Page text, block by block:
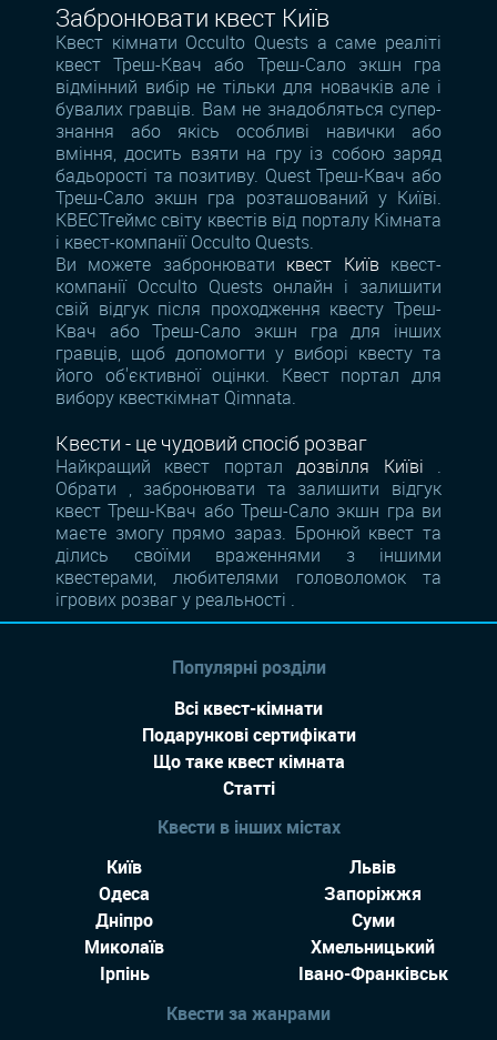
Забронювати квест Київ
Квест кімнати Occulto Quests а саме реаліті
квест Треш-Квач або Треш-Сало экшн гра
відмінний вибір не тільки для новачків але і
бувалих гравців. Вам не знадобляться супер-
знання або якісь особливі навички або
вміння, досить взяти на гру із собою заряд
бадьорості та позитиву. Quest Треш-Квач або
Треш-Сало экшн гра розташований у Київі.
КВЕСТгеймс світу квестів від порталу Кімната
і квест-компанії Occulto Quests.
Ви можете забронювати квест Київ квест-
компанії Occulto Quests онлайн і залишити
свій відгук після проходження квесту Треш-
Квач або Треш-Сало экшн гра для інших
гравців, щоб допомогти у виборі квесту та
його об'єктивної оцінки. Квест портал для
вибору квесткімнат Qimnata.
Квести - це чудовий спосіб розваг
Найкращий квест порталдозвілля Київі .
Обрати , забронювати та залишити відгук
квест Треш-Квач або Треш-Сало экшн гра ви
маєте змогу прямо зараз. Бронюй квест та
ділись своїми враженнями з іншими
квестерами, любителями головоломок та
ігрових розваг у реальності .
Популярні розділи
Всі квест-кімнати
Подарункові сертифікати
Що таке квест кімната
Статті
Квести в інших містах
Київ
Львів
Одеса
Запоріжжя
Дніпро
Суми
Миколаїв
Хмельницький
Ірпінь
Івано-Франківськ
Квести за жанрами